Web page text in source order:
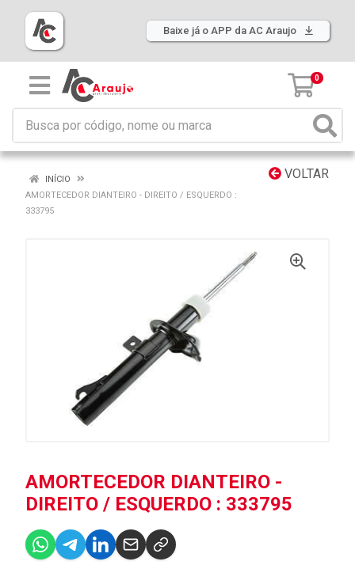
Baixe já o APP da AC Araujo
0
VOLTAR
INÍCIO
AMORTECEDOR DIANTEIRO - DIREITO / ESQUERDO :
333795
AMORTECEDOR DIANTEIRO -
DIREITO / ESQUERDO : 333795